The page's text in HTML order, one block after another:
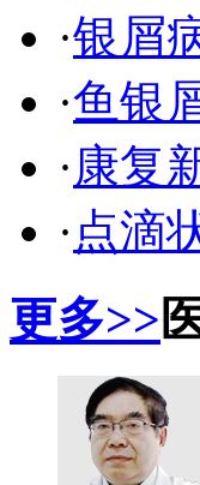
·银屑
·鱼银
·康复
· 点滴
更多>>